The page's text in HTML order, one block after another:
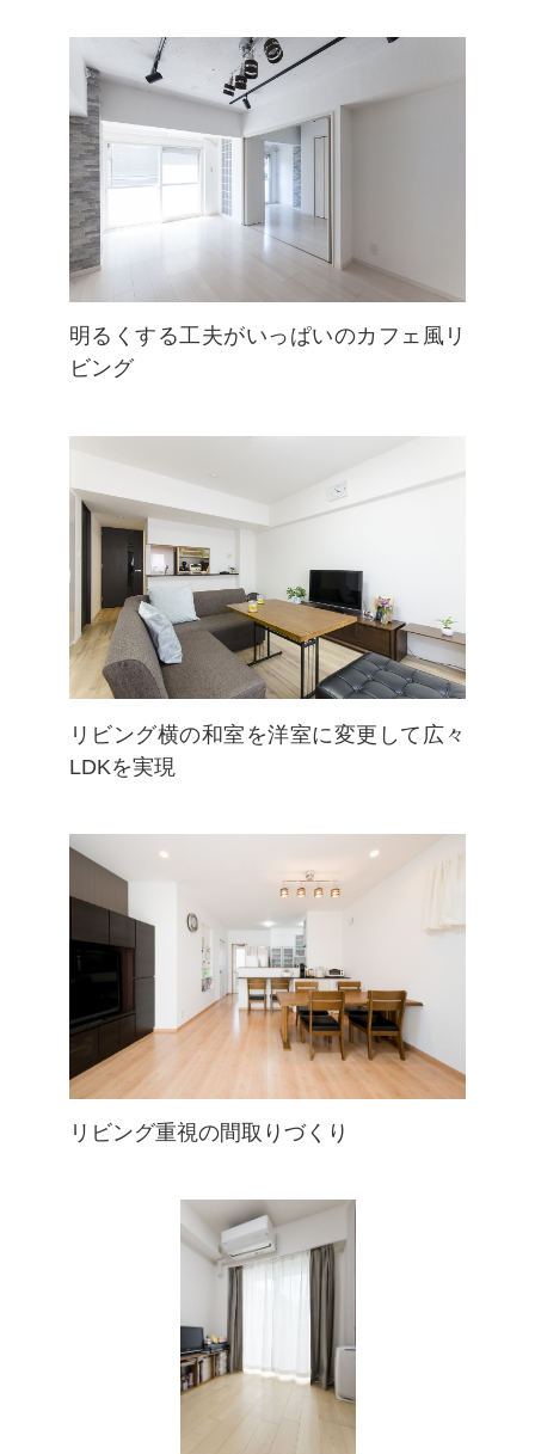
明るくする工夫がいっぱいのカフェ風リ
ビング
リビング横の和室を洋室に変更して広々
LDKを実現
リビング重視の間取りづくり